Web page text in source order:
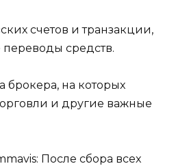
счетов и транзакции,
средств.
брокера, на которых
и другие важные
После сбора всех